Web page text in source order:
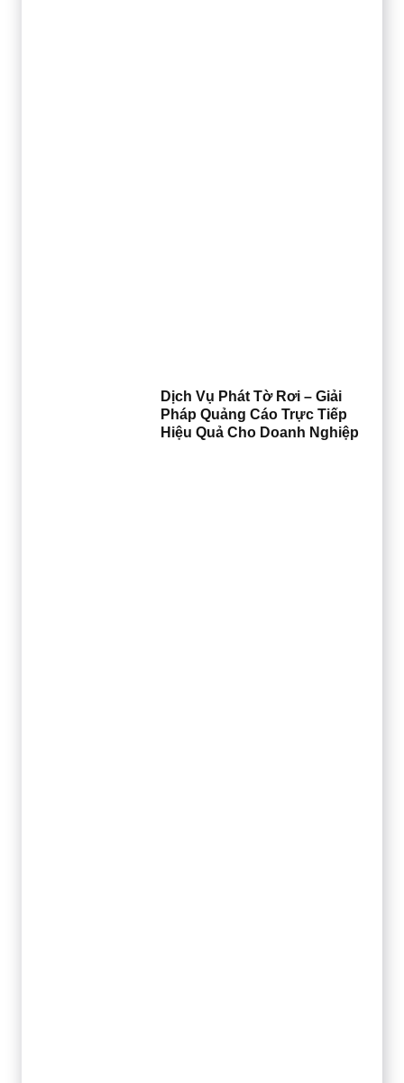
Dịch Vụ Phát Tờ Rơi – Giải
Pháp Quảng Cáo Trực Tiếp
Hiệu Quả Cho Doanh Nghiệp